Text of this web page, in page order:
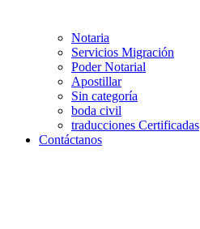
Notaria
Servicios Migración
Poder Notarial
Apostillar
Sin categoría
boda civil
traducciones Certificadas
Contáctanos